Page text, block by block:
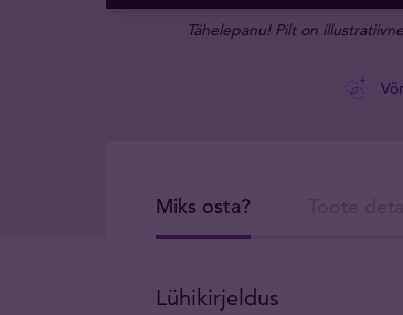
Tähelepanu! Pilt on
Miks osta?
Lühikirjeldus